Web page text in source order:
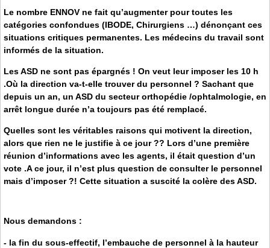
Le nombre ENNOV ne fait qu’augmenter pour toutes les
catégories confondues (IBODE, Chirurgiens …) dénonçant ces
situations critiques permanentes. Les médecins du travail sont
informés de la situation.
Les ASD ne sont pas épargnés ! On veut leur imposer les 10 h
.Où la direction va-t-elle trouver du personnel ? Sachant que
depuis un an, un ASD du secteur orthopédie /ophtalmologie, en
arrêt longue durée n’a toujours pas été remplacé.
Quelles sont les véritables raisons qui motivent la direction,
alors que rien ne le justifie à ce jour ?? Lors d’une première
réunion d’informations avec les agents, il était question d’un
vote .A ce jour, il n’est plus question de consulter le personnel
mais d’imposer ?! Cette situation a suscité la colère des ASD.
Nous demandons :
- la fin du sous-effectif, l’embauche de personnel à la hauteur